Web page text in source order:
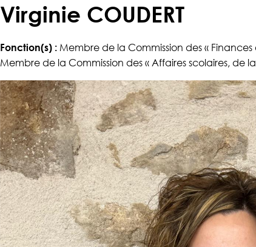
Virginie COUDERT
Fonction(s) : Membre de la Commission des «
Membre de la Commission des « Affaires scolaires, de